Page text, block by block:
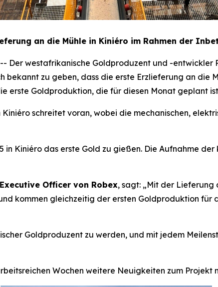
an die Mühle in Kiniéro im Rahmen der
-- Der westafrikanische Goldproduzent und -entwickler
bekannt zu geben, dass die erste Erzlieferung an die
erste Goldproduktion, die für diesen Monat geplant
schreitet voran, wobei die mechanischen,
in Kiniéro das erste Gold zu gießen. Die Aufnahme
Officer von Robex, sagt: „Mit der Lieferung
kommen gleichzeitig der ersten Goldproduktion für
Goldproduzent zu werden, und mit jedem
Wochen weitere Neuigkeiten zum Projekt